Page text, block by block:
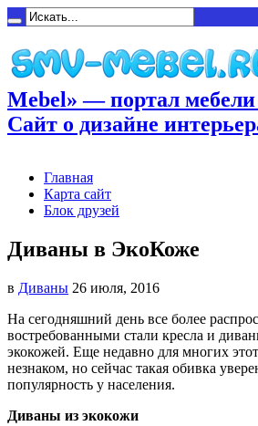
Mebel» — портал мебели
Сайт о дизайне
Главная
Карта сайт
Блок друзей
Диваны в ЭкоКоже
в Диваны 26 июля, 2016
На сегодняшний день все более
востребованными стали кресла и
экокожей. Еще недавно для многих
незнаком, но сейчас такая обивка
популярность у населения.
Диваны из экокожи